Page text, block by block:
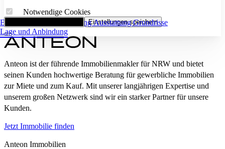
Eckdaten FlächenaufstellungAusstattungGrundrisse
Lage und Anbindung
Notwendige Cookies
Einstellungen speichern
Anteon ist der führende Immobilienmakler für NRW und bietet
seinen Kunden hochwertige Beratung für gewerbliche Immobilien
zur Miete und zum Kauf. Mit unserer langjährigen Expertise und
unserem großen Netzwerk sind wir ein starker Partner für unsere
Kunden.
Jetzt Immobilie finden
Anteon Immobilien